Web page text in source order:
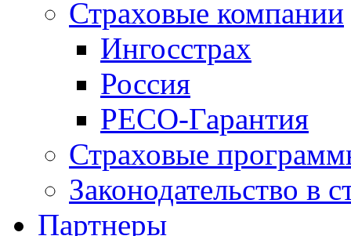
Страховые компании
Ингосстрах
Россия
РЕСО-Гарантия
Страховые
Законодательство в
Партнеры